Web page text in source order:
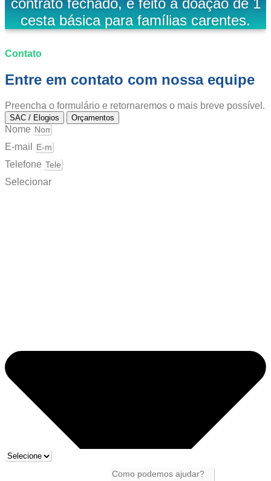
contrato fechado, é feito a doação de 1
cesta básica para famílias carentes.
Contato
Entre em contato com nossa equipe
Preencha o formulário e retornaremos o mais breve possível.
SAC / Elogios Orçamentos
Nome
E-mail
Telefone
Selecionar